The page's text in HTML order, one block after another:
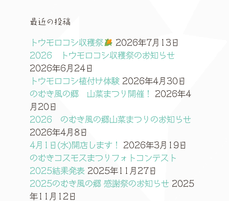
最近の投稿
トウモロコシ収穫祭
2026年7月13日
2026 トウモロコシ収穫祭のお知らせ
2026年6月24日
トウモロコシ植付け体験 2026年4月30日
のむき風の郷 山菜まつり開催！
2026年4
月20日
2026 のむき風の郷山菜まつりのお知らせ
2026年4月8日
4月1日(水)開店します！
2026年3月19日
のむきコスモスまつりフォトコンテスト
2025結果発表 2025年11月27日
2025のむき風の郷 感謝祭のお知らせ 2025
年11月12日